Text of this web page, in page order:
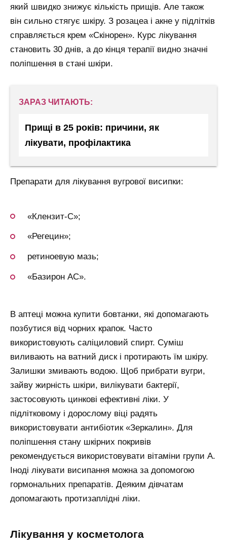
який швидко знижує кількість прищів. Але також
він сильно стягує шкіру. З розацеа і акне у підлітків
справляється крем «Скінорен». Курс лікування
становить 30 днів, а до кінця терапії видно значні
поліпшення в стані шкіри.
ЗАРАЗ ЧИТАЮТЬ:
Прищі в 25 років: причини, як
лікувати, профілактика
Препарати для лікування вугрової висипки:
«Клензит-С»;
«Регецин»;
ретиноевую мазь;
«Базирон АС».
В аптеці можна купити бовтанки, які допомагають
позбутися від чорних крапок. Часто
використовують саліциловий спирт. Суміш
виливають на ватний диск і протирають їм шкіру.
Залишки змивають водою. Щоб прибрати вугри,
зайву жирність шкіри, вилікувати бактерії,
застосовують цинкові ефективні ліки. У
підлітковому і дорослому віці радять
використовувати антибіотик «Зеркалин». Для
поліпшення стану шкірних покривів
рекомендується використовувати вітаміни групи А.
Іноді лікувати висипання можна за допомогою
гормональних препаратів. Деяким дівчатам
допомагають протизаплідні ліки.
лікування у косметолога